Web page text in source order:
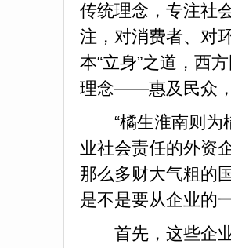
传统理念，专注社
注，对消费者、对
本“立身”之道，西
理念——惠及民众
“橘生淮南则为橘
业社会责任的外资
那么多财大气粗的
是不是要从企业的
首先，这些企业